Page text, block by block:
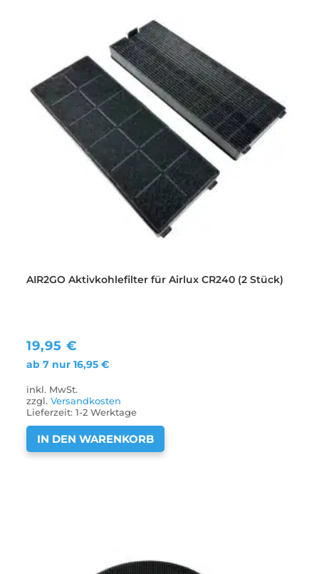
AIR2GO Aktivkohlefilter für Airlux CR240 (2 Stück)
19,95€
ab 7 nur16,95€
inkl. MwSt.
zzgl.Versandkosten
Lieferzeit:1-2 Werktage
IN DEN WARENKORB